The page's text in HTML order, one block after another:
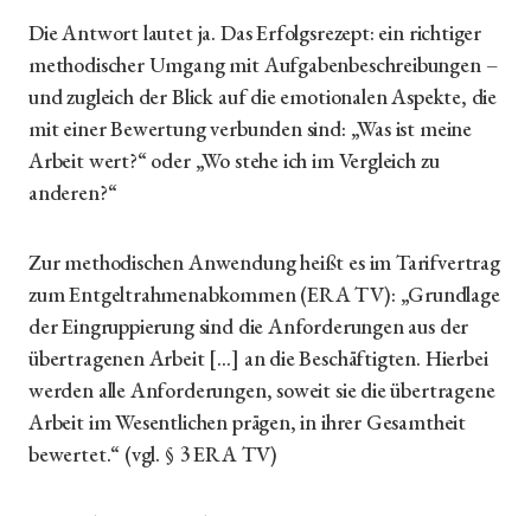
Die Antwort lautet ja. Das Erfolgsrezept: ein richtiger
methodischer Umgang mit Aufgabenbeschreibungen –
und zugleich der Blick auf die emotionalen Aspekte, die
mit einer Bewertung verbunden sind: „Was ist meine
Arbeit wert?“ oder „Wo stehe ich im Vergleich zu
anderen?“
Zur methodischen Anwendung heißt es im Tarifvertrag
zum Entgeltrahmenabkommen (ERA TV): „Grundlage
der Eingruppierung sind die Anforderungen aus der
übertragenen Arbeit […] an die Beschäftigten. Hierbei
werden alle Anforderungen, soweit sie die übertragene
Arbeit im Wesentlichen prägen, in ihrer Gesamtheit
bewertet.“ (vgl. § 3 ERA TV)